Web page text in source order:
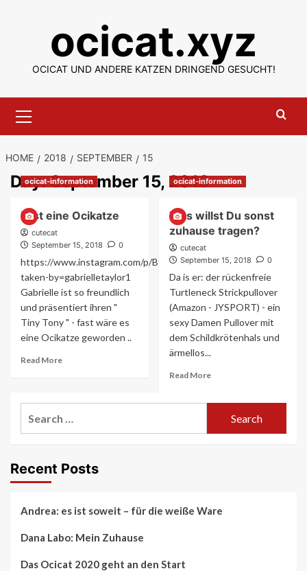
ocicat.xyz
OCICAT UND ANDERE KATZEN DRINGEND GESUCHT!
Menu
HOME 2018 SEPTEMBER 15
Day:September 15, 2018
ocicat-information
Fast eine Ocikatze
cutecat
September 15, 2018
0
https://www.instagram.com/p/BfBXg34DfRz/?
taken-by=gabrielletaylor1
Gabrielle ist so freundlich
und präsentiert ihren "
Tiny Tony " - fast wäre es
eine Ocikatze geworden ..
Read MoreRead
Ocikatze
ocicat-information
Was willst Du sonst
zuhause tragen?
cutecat
September 15, 2018
0
Da is er: der rückenfreie
Turtleneck Strickpullover
(Amazon - JYSPORT) - ein
sexy Damen Pullover mit
dem Schildkrötenhals und
ärmellos...
Read MoreRead
Recent Posts
Andrea: es ist soweit – für die weiße Ware
Dana Labo: Mein Zuhause
Das Ocicat 2020 geht an den Start